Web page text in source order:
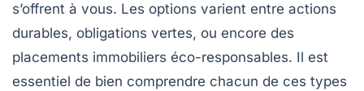
s’offrent à vous. Les options varient entre actions
durables, obligations vertes, ou encore des
placements immobiliers éco-responsables. Il est
essentiel de bien comprendre chacun de ces types